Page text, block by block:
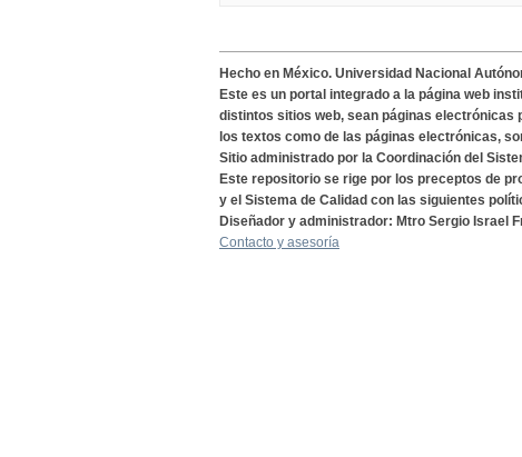
Hecho en México. Universidad Nacional
Este es un portal integrado a la página web
distintos sitios web, sean páginas electrónicas
los textos como de las páginas electrónicas,
Sitio administrado por la Coordinación del
Este repositorio se rige por los preceptos de
y el Sistema de Calidad con las siguientes
Diseñador y administrador: Mtro Sergio Israel
Contacto y asesoría